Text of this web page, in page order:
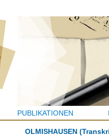
PUBLIKATIONEN
OLMISHAUSEN